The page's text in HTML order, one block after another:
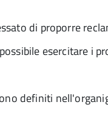
di proporre
esercitare i
definiti